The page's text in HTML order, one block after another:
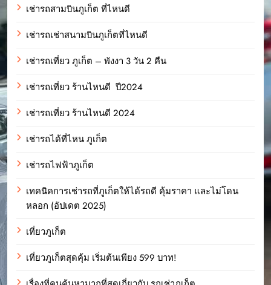
เช่ารถสามบินภูเก็ต ที่ไหนดี
เช่ารถเช่าสนามบินภูเก็ตที่ไหนดี
เช่ารถเที่ยว ภูเก็ต – พังงา 3 วัน 2 คืน
เช่ารถเที่ยว ร้านไหนดี ปี2024
เช่ารถเที่ยว ร้านไหนดี 2024
เช่ารถได้ที่ไหน ภูเก็ต
เช่ารถไฟฟ้าภูเก็ต
เทคนิคการเช่ารถที่ภูเก็ตให้ได้รถดี คุ้มราคา และไม่โดน
หลอก (อัปเดต 2025)
เที่ยวภูเก็ต
เที่ยวภูเก็ตสุดคุ้ม เริ่มต้นเพียง 599 บาท!